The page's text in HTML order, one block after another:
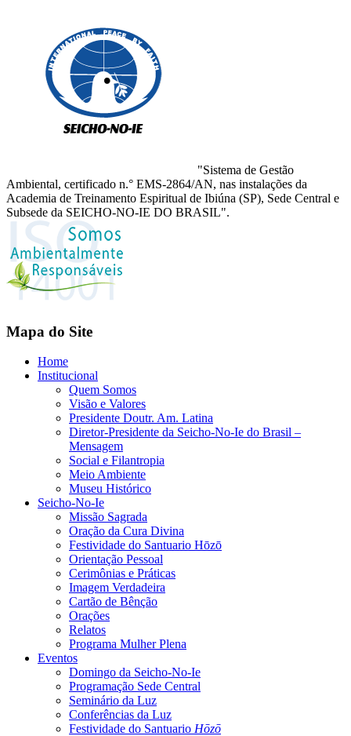
"Sistema de Gestão
Ambiental, certificado n.° EMS-2864/AN, nas instalações da
Academia de Treinamento Espiritual de Ibiúna (SP), Sede Central e
Subsede da SEICHO-NO-IE DO BRASIL".
Mapa do Site
Home
Institucional
Quem Somos
Visão e Valores
Presidente Doutr. Am. Latina
Diretor-Presidente da Seicho-No-Ie do Brasil –
Mensagem
Social e Filantropia
Meio Ambiente
Museu Histórico
Seicho-No-Ie
Missão Sagrada
Oração da Cura Divina
Festividade do Santuario Hōzō
Orientação Pessoal
Cerimônias e Práticas
Imagem Verdadeira
Cartão de Bênção
Orações
Relatos
Programa Mulher Plena
Eventos
Domingo da Seicho-No-Ie
Programação Sede Central
Seminário da Luz
Conferências da Luz
Festividade do Santuario Hōzō